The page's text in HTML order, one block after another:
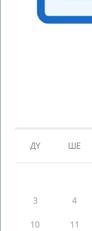
ДҮ ШЕ
3 4
10 11